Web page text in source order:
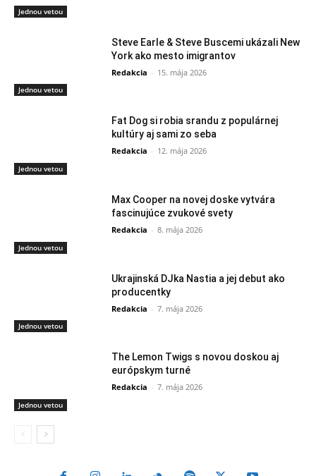
Jednou vetou
Jednou vetou
Steve Earle & Steve Buscemi ukázali New
York ako mesto imigrantov
Redakcia - 15. mája 2026
Jednou vetou
Fat Dog si robia srandu z populárnej
kultúry aj sami zo seba
Redakcia - 12. mája 2026
Jednou vetou
Max Cooper na novej doske vytvára
fascinujúce zvukové svety
Redakcia - 8. mája 2026
Jednou vetou
Ukrajinská DJka Nastia a jej debut ako
producentky
Redakcia - 7. mája 2026
Jednou vetou
The Lemon Twigs s novou doskou aj
európskym turné
Redakcia - 7. mája 2026